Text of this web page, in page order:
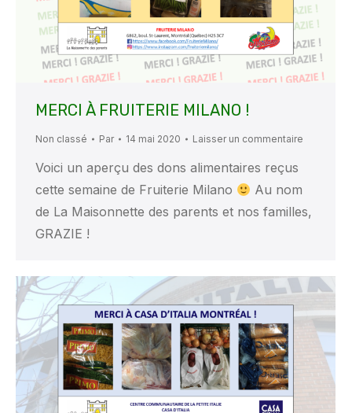
MERCI À FRUITERIE MILANO !
Non classé Par 14 mai 2020 Laisser un commentaire
Voici un aperçu des dons alimentaires reçus
cette semaine de Fruiterie Milano
Au nom
de La Maisonnette des parents et nos familles,
GRAZIE !